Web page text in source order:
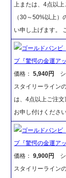
上または、4点以
（30～50%以上
い申し上げます。
ゴールドバン
プ『驚愕の金運ア
価格：5,940円
シ
スタイリーライン
は、4点以上ご注
お申し付けください
ゴールドバン
プ『驚愕の金運ア
価格：9,900円
シ
スタイリーライン